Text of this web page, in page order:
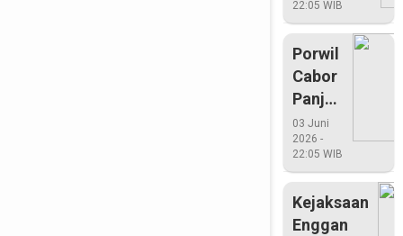
Cup Tahun
22:05 WIB
Porwil
Cabor
Panjat
Tebing
Riau
Emas
03 Juni
2026 -
22:05 WIB
Kejaksaan
Enggan